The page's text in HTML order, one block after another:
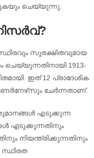
ചെയ്യുന്നു.
സുരക്ഷിതവുമായ
ചെയ്യുന്നതിനായി 1913-
ഇത് 12 പ്രാദേശിക
ചേർന്നതാണ്.
എടുക്കുന്ന
എടുക്കുന്നതിനും
നിയന്ത്രിക്കുന്നതിനും